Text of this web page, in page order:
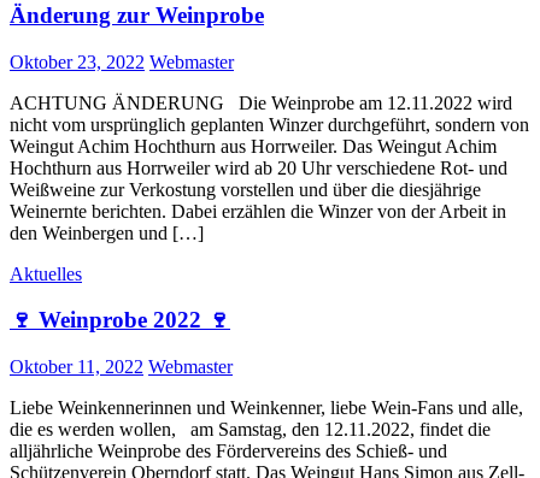
Änderung zur Weinprobe
Posted
Oktober 23, 2022 Author
Webmaster
ACHTUNG ÄNDERUNG Die Weinprobe am 12.11.2022 wird
nicht vom ursprünglich geplanten Winzer durchgeführt, sondern von
Weingut Achim Hochthurn aus Horrweiler. Das Weingut Achim
Hochthurn aus Horrweiler wird ab 20 Uhr verschiedene Rot- und
Weißweine zur Verkostung vorstellen und über die diesjährige
Weinernte berichten. Dabei erzählen die Winzer von der Arbeit in
den Weinbergen und […]
Aktuelles
🍷 Weinprobe 2022 🍷
Posted
Oktober 11, 2022 Author
Webmaster
Liebe Weinkennerinnen und Weinkenner, liebe Wein-Fans und alle,
die es werden wollen, am Samstag, den 12.11.2022, findet die
alljährliche Weinprobe des Fördervereins des Schieß- und
Schützenverein Oberndorf statt. Das Weingut Hans Simon aus Zell-